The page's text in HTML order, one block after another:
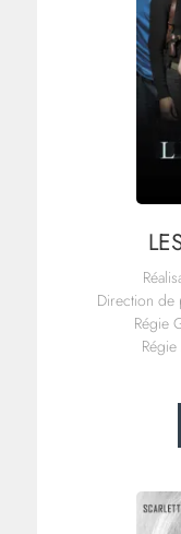
Direction
Régie